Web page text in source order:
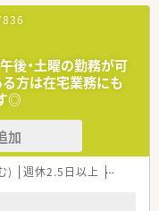
後・土曜の勤務が可
方は在宅業務にも
◎
加
) 週休2.5日以上 未経験可